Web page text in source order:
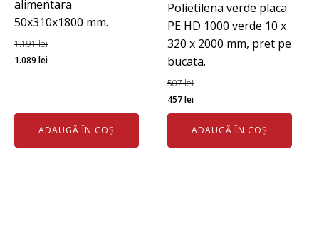
alimentara
50x310x1800 mm.
1.191lei
Prețul
fost:
1.191 lei.
1.089 leiPrețul
1.089 lei.
ADAUGĂ ÎN COȘ
Polietilena verde placa
PE HD 1000 verde 10 x
320 x 2000 mm, pret pe
bucata.
507lei
Prețul
inițial
fost:
457leiPrețul
curent
este:
457 lei.
ADAUGĂ ÎN COȘ